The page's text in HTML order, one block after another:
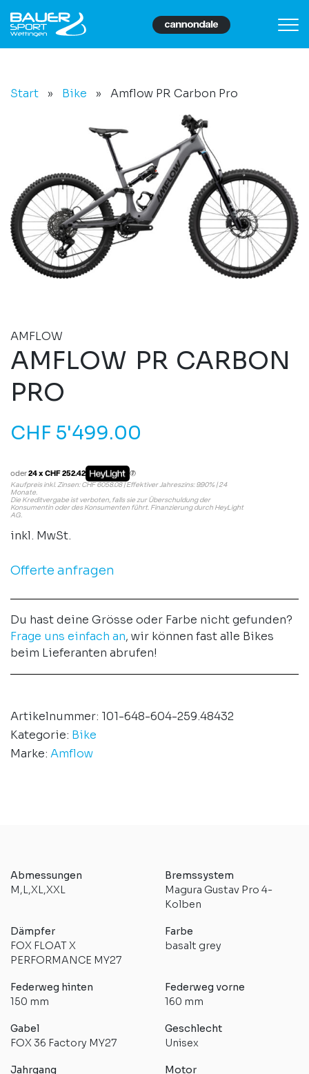
Start » Bike » Amflow PR Carbon Pro
AMFLOW
AMFLOW PR CARBON
PRO
CHF 5'499.00
oder24 x CHF 252.42
Kaufpreis inkl. Zinsen: CHF 6058.08 | Effektiver Jahreszins: 9.90% | 24
Monate.
Die Kreditvergabe ist verboten, falls sie zur Überschuldung der
Konsumentin oder des Konsumenten führt. Finanzierung durch HeyLight
AG.
inkl. MwSt.
Offerte anfragen
Du hast deine Grösse oder Farbe nicht gefunden?
Frage uns einfach an, wir können fast alle Bikes
beim Lieferanten abrufen!
Artikelnummer: 101-648-604-259.48432
Kategorie: Bike
Marke: Amflow
Abmessungen
M,L,XL,XXL
Bremssystem
Magura Gustav Pro 4-
Kolben
Dämpfer
FOX FLOAT X
PERFORMANCE MY27
Farbe
basalt grey
Federweg hinten
150 mm
Federweg vorne
160 mm
Gabel
FOX 36 Factory MY27
Geschlecht
Unisex
Jahrgang
Motor